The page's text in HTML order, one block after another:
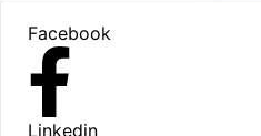
Facebook
Linkedin